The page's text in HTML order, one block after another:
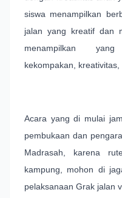
siswa menampilkan
jalan yang kreatif dan
menampilkan
kekompakan,
Acara yang di mulai
pembukaan dan
Madrasah, karena
kampung, mohon di
pelaksanaan Grak jalan